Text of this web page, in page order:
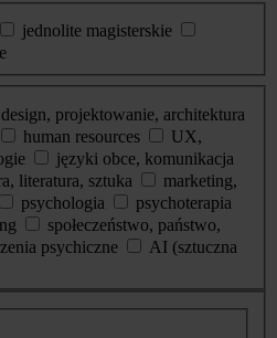
jednolite magisterskie
design, projektowanie, architektura
human resources
UX,
języki obce, komunikacja
literatura, sztuka
marketing,
psychologia
psychoterapia
społeczeństwo, państwo,
psychiczne
AI (sztuczna